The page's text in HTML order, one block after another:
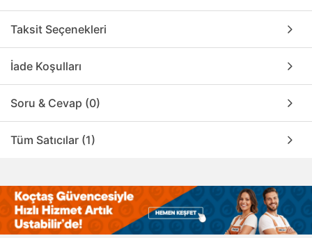
Taksit Seçenekleri
İade Koşulları
Soru & Cevap (0)
Tüm Satıcılar (1)